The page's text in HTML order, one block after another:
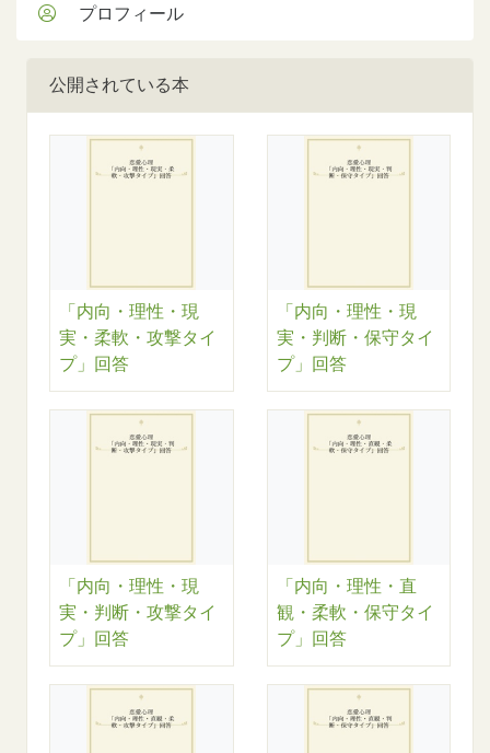
公開されている本
「内向・理性・現
実・柔軟・攻撃タイ
プ」回答
「内向・理性・現
実・判断・保守タイ
プ」回答
「内向・理性・現
実・判断・攻撃タイ
プ」回答
「内向・理性・直
観・柔軟・保守タイ
プ」回答
プロフィール